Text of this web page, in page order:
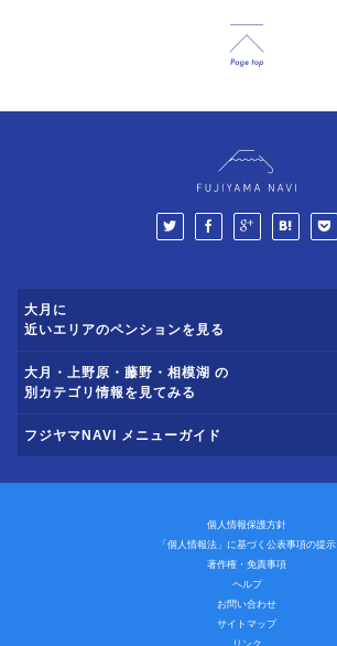
大月に
近いエリアのペンションを見る
大月・上野原・藤野・相模湖 の
別カテゴリ情報を見てみる
フジヤマNAVI メニューガイド
個人情報保護方針
「個人情報法」に基づく公表事項の提示
著作権・免責事項
ヘルプ
お問い合わせ
サイトマップ
リンク